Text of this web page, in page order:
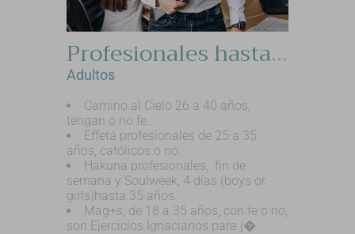
Profesionales hasta 40 años, retiros mixtos.
Adultos
Camino al Cielo 26 a 40 años,
tengan o no fe.
Effetá profesionales de 25 a 35
años, católicos o no.
Hakuna profesionales, fin de
semana y Soulweek, 4 días (boys or
girls)hasta 35 años.
Mag+s, de 18 a 35 años, con fe o no,
son Ejercicios Ignacianos para j�